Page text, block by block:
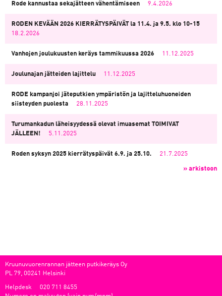
Rode kannustaa sekajätteen vähentämiseen 9.4.2026
RODEN KEVÄÄN 2026 KIERRÄTYSPÄIVÄT la 11.4. ja 9.5. klo 10-15
18.2.2026
Vanhojen joulukuusten keräys tammikuussa 2026 11.12.2025
Joulunajan jätteiden lajittelu 11.12.2025
RODE kampanjoi jäteputkien ympäristön ja lajitteluhuoneiden
siisteyden puolesta
28.11.2025
Turumankadun läheisyydessä olevat imuasemat TOIMIVAT
JÄLLEEN!
5.11.2025
Roden syksyn 2025 kierrätyspäivät 6.9. ja 25.10. 21.7.2025
» arkistoon
Kruunuvuorenrannan jätteen putkikeräys Oy
PL 79, 00241 Helsinki
Helpdesk
020 711 8455